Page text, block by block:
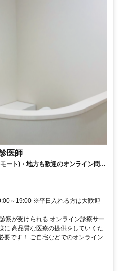
医師
ート)・地方も歓迎のオンライン問診
～19:00 ※平日入れる方は大歓迎
察が受けられる オンライン診療サー
に 高品質な医療の提供をしていくた
要です！ ご自宅などでのオンライン